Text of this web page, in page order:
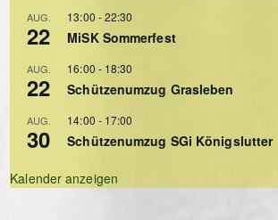
AUG.
22
13:00 -22:30
MiSK Sommerfest
AUG.
22
16:00 - 18:30
Schützenumzug Grasleben
AUG.
30
14:00 - 17:00
Schützenumzug SGi Königslutter
Kalender anzeigen